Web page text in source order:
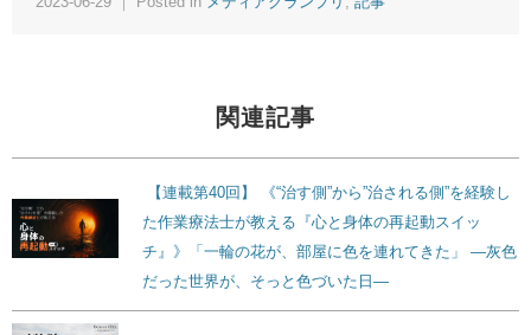
関連記事
【連載第40回】 《“治す側”から”治される側”を経験し
た作業療法士が教える『心と身体の再起動スイッ
チ』》「一輪の花が、部屋に色を連れてきた」 ―灰色
だった世界が、そっと色づいた日―